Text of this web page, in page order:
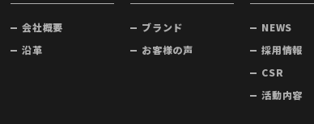
会社概要
沿革
ブランド
お客様の声
NEWS
採用情報
CSR
活動内容